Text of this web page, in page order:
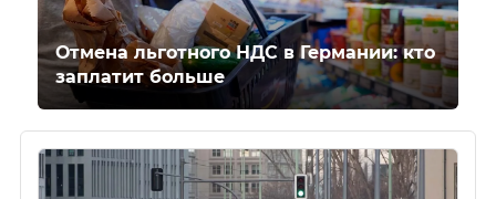
Отмена льготного НДС в Германии: кто
заплатит больше